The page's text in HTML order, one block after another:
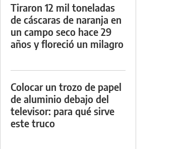
Tiraron 12 mil toneladas
de cáscaras de naranja en
un campo seco hace 29
años y floreció un milagro
Colocar un trozo de papel
de aluminio debajo del
televisor: para qué sirve
este truco